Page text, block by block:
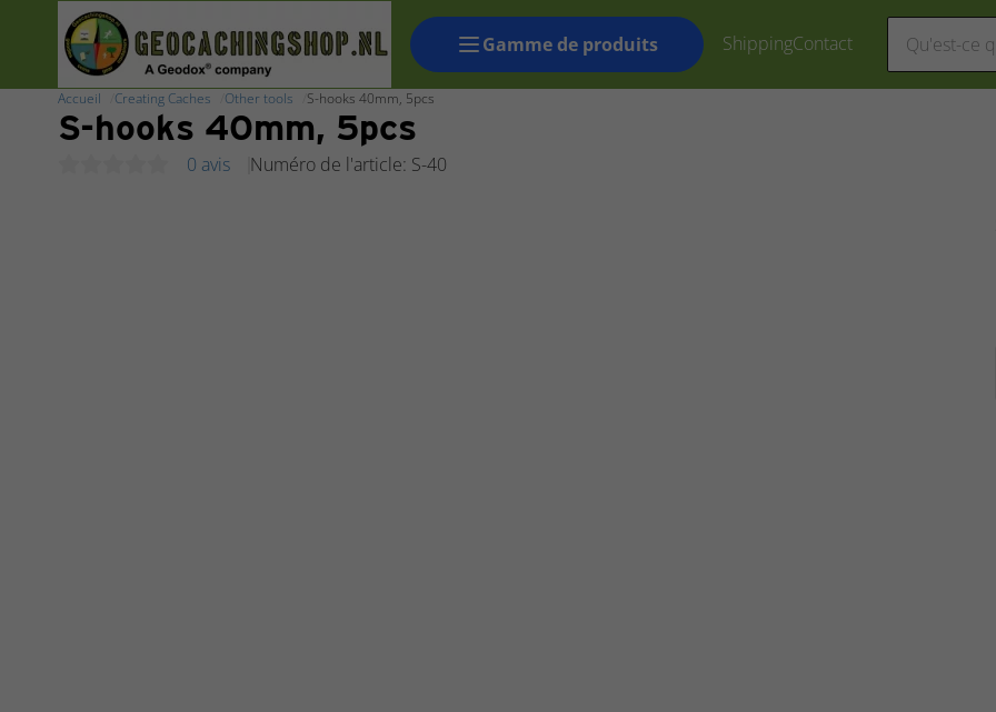
Gamme de produits ShippingContact
Accueil Creating Caches Other tools S-hooks 40mm, 5pcs
S-hooks 40mm, 5pcs
0 avis Numéro de l'article: S-40